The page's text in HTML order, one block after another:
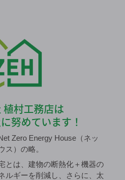
村工務店は
努めています！
Zero Energy House（ネッ
ス）の略。
とは、建物の断熱化＋機器の
ルギーを削減し、さらに、太